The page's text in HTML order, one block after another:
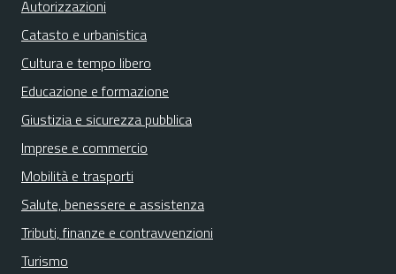
Autorizzazioni
Catasto e urbanistica
Cultura e tempo libero
Educazione e formazione
Giustizia e sicurezza pubblica
Imprese e commercio
Mobilità e trasporti
Salute, benessere e assistenza
Tributi, finanze e contravvenzioni
Turismo